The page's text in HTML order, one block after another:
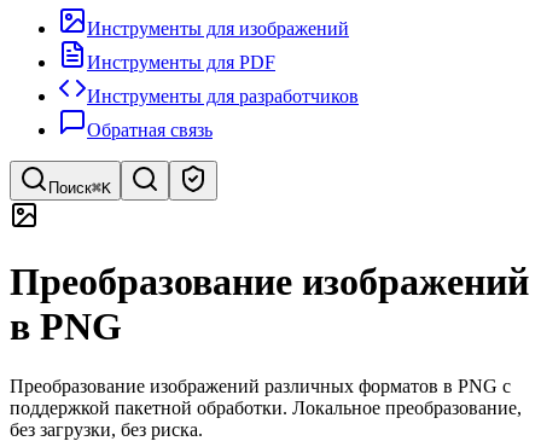
Инструменты для изображений
Инструменты для PDF
Инструменты для разработчиков
Обратная связь
Поиск⌘K
Быстрый поиск инструментов
Преобразование изображений
в PNG
Преобразование изображений различных форматов в PNG с
поддержкой пакетной обработки. Локальное преобразование,
без загрузки, без риска.